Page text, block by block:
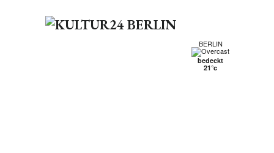
BERLIN
bedeckt
21°c